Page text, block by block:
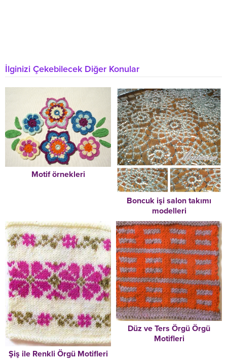
İlginizi Çekebilecek Diğer Konular
Motif örnekleri
Boncuk işi salon takımı
modelleri
Şiş ile Renkli Örgü Motifleri
Düz ve Ters Örgü Örgü
Motifleri